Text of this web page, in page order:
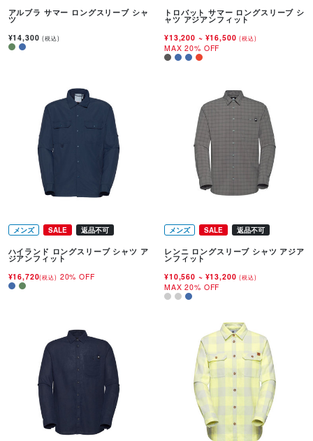
アルブラ サマー ロングスリーブ シャ
ツ
¥14,300(税込)
トロバット サマー ロングスリーブ シ
ャツ アジアンフィット
¥13,200 ~ ¥16,500(税込)
MAX 20% OFF
メンズ SALE 返品不可
ハイランド ロングスリーブ シャツ ア
ジアンフィット
¥16,720(税込) 20% OFF
メンズ SALE 返品不可
レンニ ロングスリーブ シャツ アジア
ンフィット
¥10,560 ~ ¥13,200(税込)
MAX 20% OFF